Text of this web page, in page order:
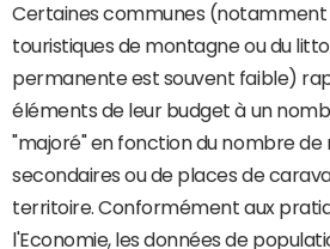
Certaines communes (notamment
touristiques de montagne ou du
permanente est souvent faible)
éléments de leur budget à un
"majoré" en fonction du nombre de
secondaires ou de places de
territoire. Conformément aux
l'Economie, les données de